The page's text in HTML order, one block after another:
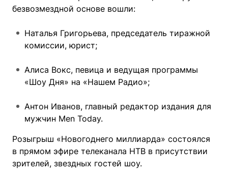
безвозмездной основе вошли:
Наталья Григорьева, председатель тиражной
комиссии, юрист;
Алиса Вокс, певица и ведущая программы
«Шоу Дня» на «Нашем Радио»;
Антон Иванов, главный редактор издания для
мужчин Men Today.
Розыгрыш «Новогоднего миллиарда» состоялся
в прямом эфире телеканала НТВ в присутствии
зрителей, звездных гостей шоу.